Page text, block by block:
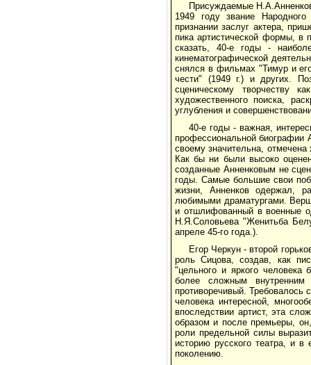
Присуждаемые
1949 году звание
признании заслуг актера,
пика артистической формы, в
сказать, 40-е годы -
кинематографической
снялся в фильмах "Тимур и
чести" (1949 г.) и других.
сценическому творчеству
художественного поиска,
углубления и
40-е годы - важная,
профессиональной биографии
своему значительна,
Как бы ни были высоко
созданные Анненковым не
годы. Самые большие свои
жизни, Анненков одержал,
любимыми драматургами.
и отшлифованный в военные
Н.Я.Соловьева "Женитьба
апреле 45-го года.).
Егор Черкун - второй
роль Сицова, создав, как
"цельного и яркого человека
более сложным
противоречивый. Требовалось
человека интересной,
впоследствии артист, эта
образом и после премьеры,
роли предельной силы
историю русского театра, и
поколению.